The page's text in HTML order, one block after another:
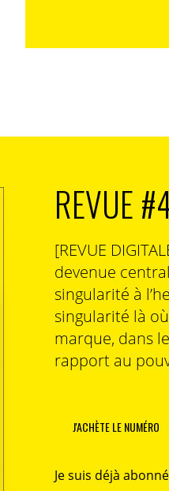
REVUE
[REVUE
devenue
singularité à
singularité là
marque, dans
rapport au
J'ACHÈTE LE NUMÉRO
Je suis déjà